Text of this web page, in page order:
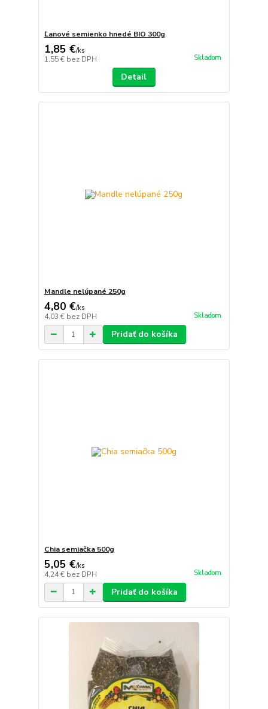
Ľanové semienko hnedé BIO 300g
1,85 €/ks
1,55 € bez DPH Skladom
Detail
Mandle nelúpané 250g
4,80 €/ks
4,03 € bez DPH Skladom
Pridať do košíka
Chia semiačka 500g
5,05 €/ks
4,24 € bez DPH Skladom
Pridať do košíka